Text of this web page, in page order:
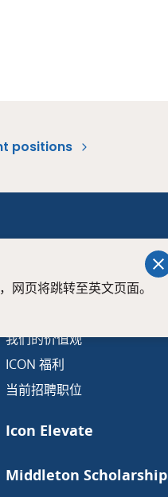
positions
Careers
我们的价值观
ICON 福利
当前招聘职位
Icon Elevate
Middleton Scholarship
网页将跳转至英文页面。